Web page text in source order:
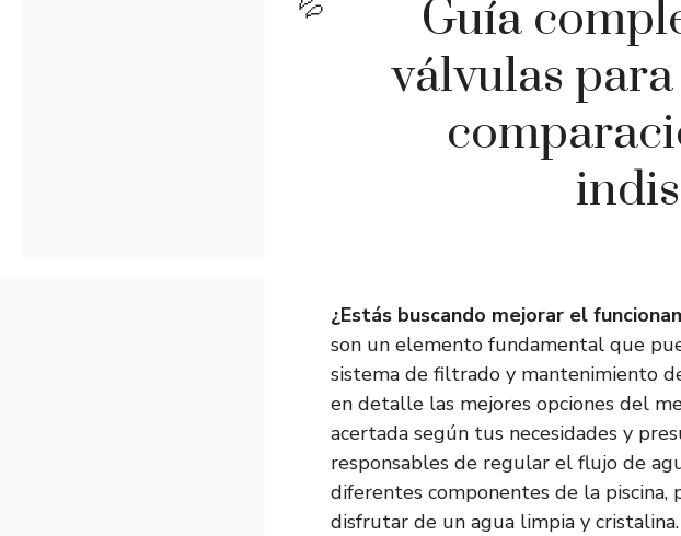
Guía
válvulas
¿Estás buscando mejorar el
son un elemento fundamental que
sistema de filtrado y mantenimiento
en detalle las mejores opciones del
acertada según tus necesidades y
responsables de regular el flujo de
diferentes componentes de la
disfrutar de un agua limpia y